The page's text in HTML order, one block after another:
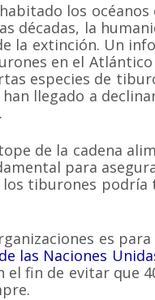
los
décadas, la
la extinción. Un
en el
especies de
llegado a
de la cadena
para
los tiburones
es
las Naciones
el fin de evitar que